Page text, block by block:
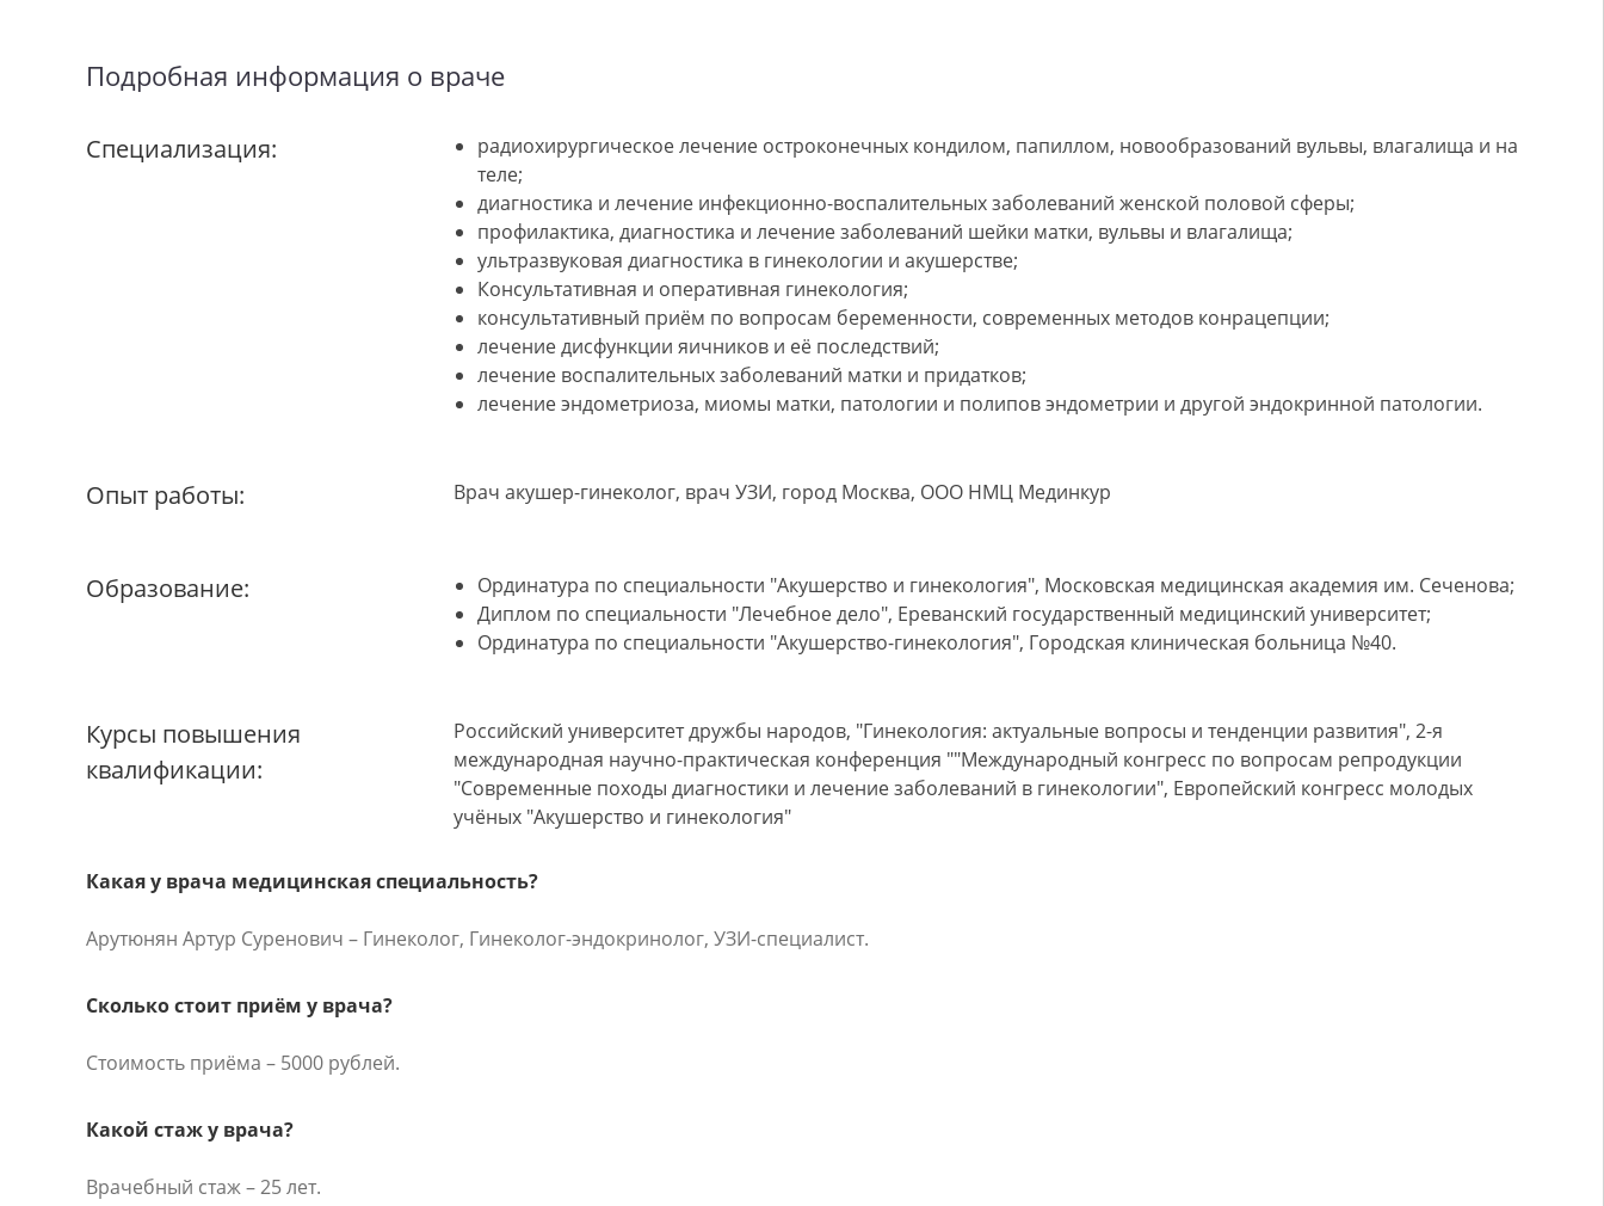
Подробная информация о враче
Специализация:
радиохирургическое лечение остроконечных кондилом, папиллом, новообразований вульвы, влагалища и на
теле;
диагностика и лечение инфекционно-воспалительных заболеваний женской половой сферы;
профилактика, диагностика и лечение заболеваний шейки матки, вульвы и влагалища;
ультразвуковая диагностика в гинекологии и акушерстве;
Консультативная и оперативная гинекология;
консультативный приём по вопросам беременности, современных методов конрацепции;
лечение дисфункции яичников и её последствий;
лечение воспалительных заболеваний матки и придатков;
лечение эндометриоза, миомы матки, патологии и полипов эндометрии и другой эндокринной патологии.
Опыт работы: Врач акушер-гинеколог, врач УЗИ, город Москва, ООО НМЦ Мединкур
Образование:
Ординатура по специальности "Акушерство и гинекология", Московская медицинская академия им. Сеченова;
Диплом по специальности "Лечебное дело", Ереванский государственный медицинский университет;
Ординатура по специальности "Акушерство-гинекология", Городская клиническая больница №40.
Курсы повышения
квалификации:
Российский университет дружбы народов, "Гинекология: актуальные вопросы и тенденции развития", 2-я
международная научно-практическая конференция ""Международный конгресс по вопросам репродукции
"Современные походы диагностики и лечение заболеваний в гинекологии", Европейский конгресс молодых
учёных "Акушерство и гинекология"
Какая у врача медицинская специальность?
Арутюнян Артур Суренович – Гинеколог, Гинеколог-эндокринолог, УЗИ-специалист.
Сколько стоит приём у врача?
Стоимость приёма – 5000 рублей.
Какой стаж у врача?
Врачебный стаж – 25 лет.